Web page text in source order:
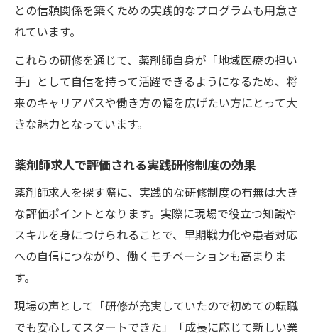
との信頼関係を築くための実践的なプログラムも用意さ
れています。
これらの研修を通じて、薬剤師自身が「地域医療の担い
手」として自信を持って活躍できるようになるため、将
来のキャリアパスや働き方の幅を広げたい方にとって大
きな魅力となっています。
薬剤師求人で評価される実践研修制度の効果
薬剤師求人を探す際に、実践的な研修制度の有無は大き
な評価ポイントとなります。実際に現場で役立つ知識や
スキルを身につけられることで、早期戦力化や患者対応
への自信につながり、働くモチベーションも高まりま
す。
現場の声として「研修が充実していたので初めての転職
でも安心してスタートできた」「成長に応じて新しい業